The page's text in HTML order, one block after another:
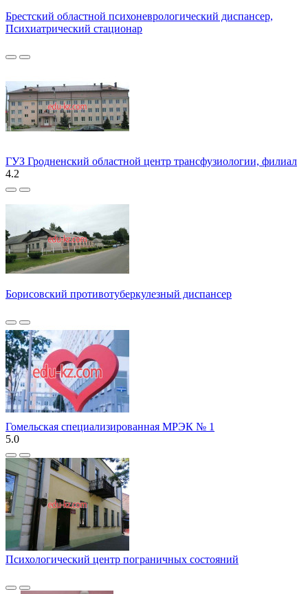
Брестский областной психоневрологический диспансер,
Психиатрический стационар
ГУЗ Гродненский областной центр трансфузиологии, филиал
4.2
Борисовский противотуберкулезный диспансер
Гомельская специализированная МРЭК № 1
5.0
Психологический центр пограничных состояний